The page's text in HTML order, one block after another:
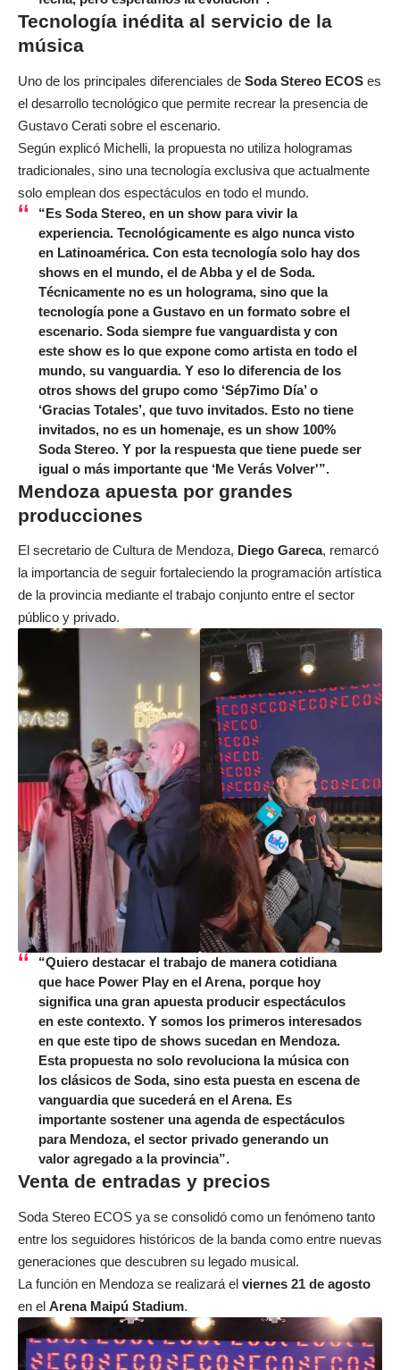
Tecnología inédita al servicio de la
música
Uno de los principales diferenciales de Soda Stereo ECOS es
el desarrollo tecnológico que permite recrear la presencia de
Gustavo Cerati sobre el escenario.
Según explicó Michelli, la propuesta no utiliza hologramas
tradicionales, sino una tecnología exclusiva que actualmente
solo emplean dos espectáculos en todo el mundo.
“Es Soda Stereo, en un show para vivir la
experiencia. Tecnológicamente es algo nunca visto
en Latinoamérica. Con esta tecnología solo hay dos
shows en el mundo, el de Abba y el de Soda.
Técnicamente no es un holograma, sino que la
tecnología pone a Gustavo en un formato sobre el
escenario. Soda siempre fue vanguardista y con
este show es lo que expone como artista en todo el
mundo, su vanguardia. Y eso lo diferencia de los
otros shows del grupo como ‘Sép7imo Día’ o
‘Gracias Totales’, que tuvo invitados. Esto no tiene
invitados, no es un homenaje, es un show 100%
Soda Stereo. Y por la respuesta que tiene puede ser
igual o más importante que ‘Me Verás Volver'”.
Mendoza apuesta por grandes
producciones
El secretario de Cultura de Mendoza, Diego Gareca, remarcó
la importancia de seguir fortaleciendo la programación artística
de la provincia mediante el trabajo conjunto entre el sector
público y privado.
“Quiero destacar el trabajo de manera cotidiana
que hace Power Play en el Arena, porque hoy
significa una gran apuesta producir espectáculos
en este contexto. Y somos los primeros interesados
en que este tipo de shows sucedan en Mendoza.
Esta propuesta no solo revoluciona la música con
los clásicos de Soda, sino esta puesta en escena de
vanguardia que sucederá en el Arena. Es
importante sostener una agenda de espectáculos
para Mendoza, el sector privado generando un
valor agregado a la provincia”.
Venta de entradas y precios
Soda Stereo ECOS ya se consolidó como un fenómeno tanto
entre los seguidores históricos de la banda como entre nuevas
generaciones que descubren su legado musical.
La función en Mendoza se realizará el viernes 21 de agosto
en el Arena Maipú Stadium.